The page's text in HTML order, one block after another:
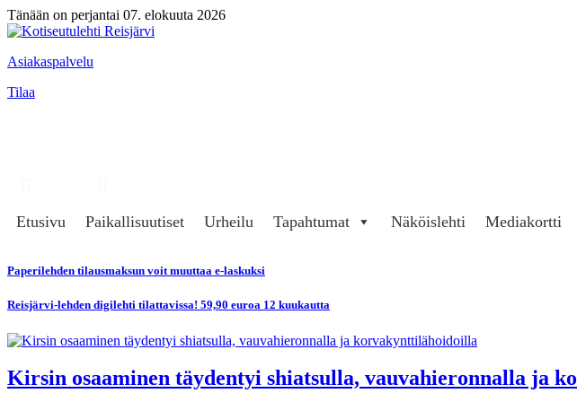
Tänään on perjantai 07. elokuuta 2026
Asiakaspalvelu
Tilaa
Etusivu
Paikallisuutiset Urheilu Tapahtumat Näköislehti Mediakortti
Paperilehden tilausmaksun voit muuttaa e-laskuksi
Reisjärvi-lehden digilehti tilattavissa! 59,90 euroa 12 kuukautta
Kirsin osaaminen täydentyi shiatsulla, vauvahieronnalla ja